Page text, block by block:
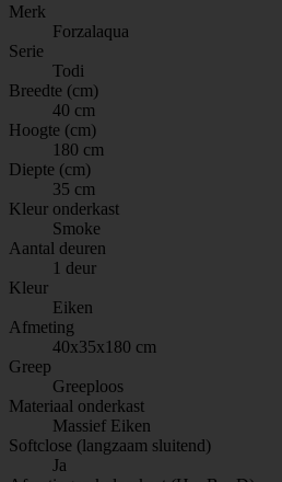
Merk
Forzalaqua
Serie
Todi
Breedte (cm)
40 cm
Hoogte (cm)
180 cm
Diepte (cm)
35 cm
Kleur onderkast
Smoke
Aantal deuren
1 deur
Kleur
Eiken
Afmeting
40x35x180 cm
Greep
Greeploos
Materiaal onderkast
Massief Eiken
Softclose (langzaam sluitend)
Ja